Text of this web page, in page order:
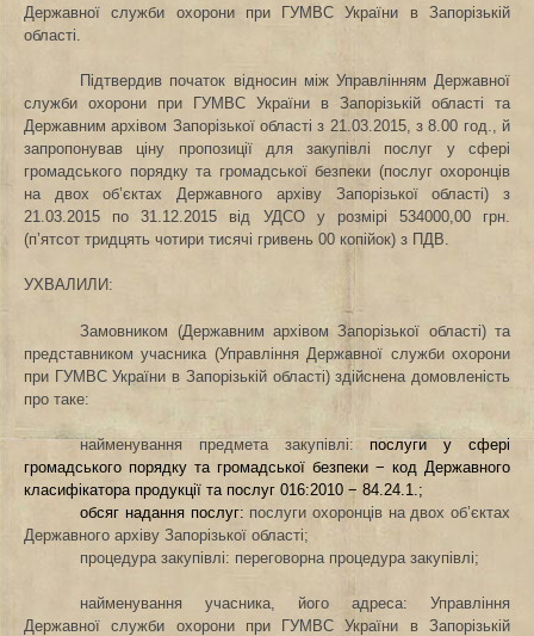
Державної служби охорони при ГУМВС України в Запорізькій
області
Підтвердив початок відносин між Управлінням Державної
служби охорони при ГУМВС України в Запорізькій області та
Державним архівом Запорізької області з 21.03.2015, з 8.00 год., й
запропонував ціну пропозиції для закупівлі послуг у сфері
громадського порядку та громадської безпеки (послуг охоронців
на двох об’єктах Державного архіву Запорізької області) з
21.03.2015 по 31.12.2015 від УДСО у розмірі 534000,00 грн.
(п’ятсот тридцять чотири тисячі гривень 00 копійок) з ПДВ.
УХВАЛИЛИ:
Замовником (Державним архівом Запорізької області) та
представником учасника (Управління Державної служби охорони
при ГУМВС України в Запорізькій області) здійснена домовленість
про таке:
найменування предмета закупівлі:послуги у сфері
громадського порядку та громадської безпеки − код Державного
класифікатора продукції та послуг 016:2010 − 84.24.1.;
обсяг надання послуг: послуги охоронців на двох об’єктах
Державного архіву Запорізької області;
процедура закупівлі: переговорна процедура закупівлі;
найменування учасника, його адреса: Управління
Державної служби охорони при ГУМВС України в Запорізькій